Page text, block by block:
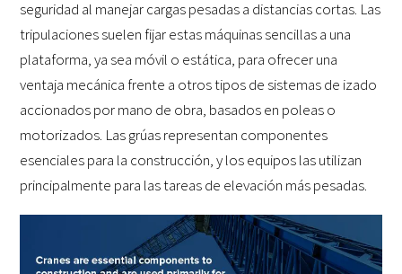
seguridad al manejar cargas pesadas a distancias cortas. Las
tripulaciones suelen fijar estas máquinas sencillas a una
plataforma, ya sea móvil o estática, para ofrecer una
ventaja mecánica frente a otros tipos de sistemas de izado
accionados por mano de obra, basados en poleas o
motorizados. Las grúas representan componentes
esenciales para la construcción, y los equipos las utilizan
principalmente para las tareas de elevación más pesadas.